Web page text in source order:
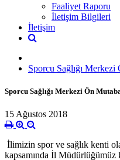
Faaliyet Raporu
İletişim Bilgileri
İletişim
Sporcu Sağlığı
Sporcu Sağlığı Merkezi Ön
15 Ağustos 2018
İlimizin spor ve sağlık kenti
kapsamında İl